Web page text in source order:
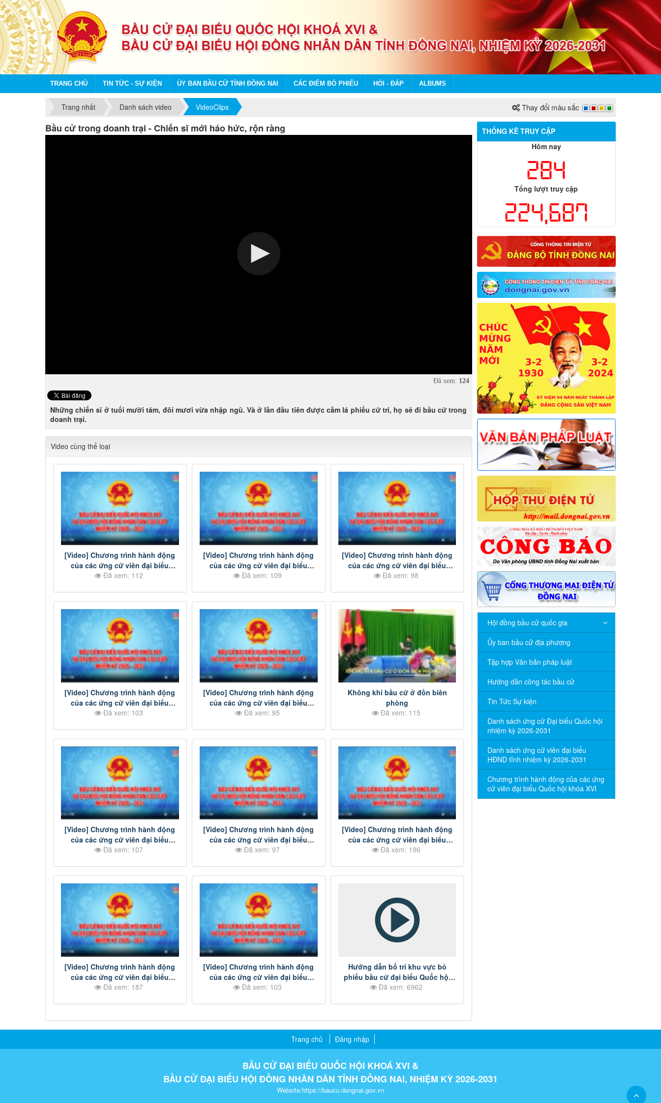
TRANG CHỦ TIN TỨC - SỰ KIỆN ỦY BAN BẦU CỬ TỈNH ĐỒNG NAI CÁC ĐIỂM BỎ PHIẾU HỎI - ĐÁP ALBUMS
Trang nhất Danh sách video VideoClips Thay đổi màu sắc
Bầu cử trong doanh trại - Chiến sĩ mới háo hức, rộn ràng
Đã xem: 124
Những chiến sĩ ở tuổi mười tám, đôi mươi vừa nhập ngũ. Và ở lần đầu tiên được cầm lá phiếu cử tri, họ sẽ đi bầu cử trong
doanh trại.
Video cùng thể loại
[Video] Chương trình hành động
của các ứng cử viên đại biểu
HĐND tỉnh Đồng Nai nhiệm kỳ
Đã xem: 112
[Video] Chương trình hành động
của các ứng cử viên đại biểu
HĐND tỉnh Đồng Nai nhiệm kỳ
Đã xem: 109
[Video] Chương trình hành động
của các ứng cử viên đại biểu
HĐND tỉnh Đồng Nai nhiệm kỳ
Đã xem: 98
[Video] Chương trình hành động
của các ứng cử viên đại biểu
HĐND tỉnh Đồng Nai nhiệm kỳ
Đã xem: 103
[Video] Chương trình hành động
của các ứng cử viên đại biểu
HĐND tỉnh Đồng Nai nhiệm kỳ
Đã xem: 95
Không khí bầu cử ở đồn biên
phòng
Đã xem: 115
[Video] Chương trình hành động
của các ứng cử viên đại biểu
Quốc hội khóa XVI - Đơn vị bầu cử
Đã xem: 107
[Video] Chương trình hành động
của các ứng cử viên đại biểu
HĐND tỉnh Đồng Nai nhiệm kỳ
Đã xem: 97
[Video] Chương trình hành động
của các ứng cử viên đại biểu
Quốc hội khóa XVI - Đơn vị bầu cử
Đã xem: 196
[Video] Chương trình hành động
của các ứng cử viên đại biểu
Quốc hội khóa XVI - Đơn vị bầu cử
Đã xem: 187
[Video] Chương trình hành động
của các ứng cử viên đại biểu
HĐND tỉnh Đồng Nai nhiệm kỳ
Đã xem: 103
Hướng dẫn bố trí khu vực bỏ
phiếu bầu cử đại biểu Quốc hội
khóa XVI và đại biểu HĐND các
Đã xem: 6962
THỐNG KÊ TRUY CẬP
Hôm nay
284
Tổng lượt truy cập
224,687
Hội đồng bầu cử quốc gia
Ủy ban bầu cử địa phương
Tập hợp Văn bản pháp luật
Hướng dẫn công tác bầu cử
Tin Tức Sự kiện
Danh sách ứng cử Đại biểu Quốc hội
nhiệm kỳ 2026-2031
Danh sách ứng cử viên đại biểu
HĐND tỉnh nhiệm kỳ 2026-2031
Chương trình hành động của các ứng
cử viên đại biểu Quốc hội khóa XVI
Trang chủ Đăng nhập
BẦU CỬ ĐẠI BIỂU QUỐC HỘI KHOÁ XVI &
BẦU CỬ ĐẠI BIỂU HỘI ĐỒNG NHÂN DÂN TỈNH ĐỒNG NAI, NHIỆM KỲ 2026-2031
Website:https://baucu.dongnai.gov.vn